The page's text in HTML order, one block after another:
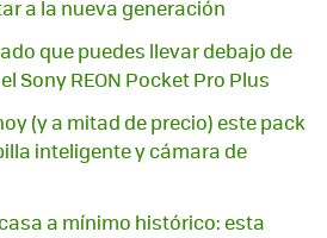
a la nueva generación
que puedes llevar debajo de
Sony REON Pocket Pro Plus
(y a mitad de precio) este pack
inteligente y cámara de
a mínimo histórico: esta